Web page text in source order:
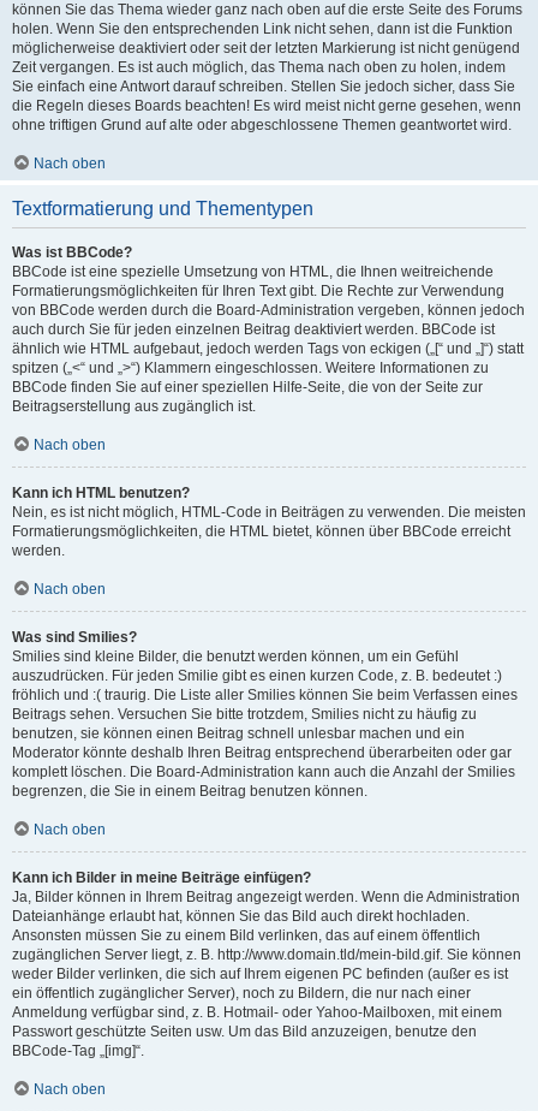
können Sie das Thema wieder ganz nach oben auf die erste Seite des Forums
holen. Wenn Sie den entsprechenden Link nicht sehen, dann ist die Funktion
möglicherweise deaktiviert oder seit der letzten Markierung ist nicht genügend
Zeit vergangen. Es ist auch möglich, das Thema nach oben zu holen, indem
Sie einfach eine Antwort darauf schreiben. Stellen Sie jedoch sicher, dass Sie
die Regeln dieses Boards beachten! Es wird meist nicht gerne gesehen, wenn
ohne triftigen Grund auf alte oder abgeschlossene Themen geantwortet wird.
Nach oben
Textformatierung und Thementypen
Was ist BBCode?
BBCode ist eine spezielle Umsetzung von HTML, die Ihnen weitreichende
Formatierungsmöglichkeiten für Ihren Text gibt. Die Rechte zur Verwendung
von BBCode werden durch die Board-Administration vergeben, können jedoch
auch durch Sie für jeden einzelnen Beitrag deaktiviert werden. BBCode ist
ähnlich wie HTML aufgebaut, jedoch werden Tags von eckigen („[“ und „]“) statt
spitzen („<“ und „>“) Klammern eingeschlossen. Weitere Informationen zu
BBCode finden Sie auf einer speziellen Hilfe-Seite, die von der Seite zur
Beitragserstellung aus zugänglich ist.
Nach oben
Kann ich HTML benutzen?
Nein, es ist nicht möglich, HTML-Code in Beiträgen zu verwenden. Die meisten
Formatierungsmöglichkeiten, die HTML bietet, können über BBCode erreicht
werden.
Nach oben
Was sind Smilies?
Smilies sind kleine Bilder, die benutzt werden können, um ein Gefühl
auszudrücken. Für jeden Smilie gibt es einen kurzen Code, z. B. bedeutet :)
fröhlich und :( traurig. Die Liste aller Smilies können Sie beim Verfassen eines
Beitrags sehen. Versuchen Sie bitte trotzdem, Smilies nicht zu häufig zu
benutzen, sie können einen Beitrag schnell unlesbar machen und ein
Moderator könnte deshalb Ihren Beitrag entsprechend überarbeiten oder gar
komplett löschen. Die Board-Administration kann auch die Anzahl der Smilies
begrenzen, die Sie in einem Beitrag benutzen können.
Nach oben
Kann ich Bilder in meine Beiträge einfügen?
Ja, Bilder können in Ihrem Beitrag angezeigt werden. Wenn die Administration
Dateianhänge erlaubt hat, können Sie das Bild auch direkt hochladen.
Ansonsten müssen Sie zu einem Bild verlinken, das auf einem öffentlich
zugänglichen Server liegt, z. B. http://www.domain.tld/mein-bild.gif. Sie können
weder Bilder verlinken, die sich auf Ihrem eigenen PC befinden (außer es ist
ein öffentlich zugänglicher Server), noch zu Bildern, die nur nach einer
Anmeldung verfügbar sind, z. B. Hotmail- oder Yahoo-Mailboxen, mit einem
Passwort geschützte Seiten usw. Um das Bild anzuzeigen, benutze den
BBCode-Tag „[img]“.
Nach oben